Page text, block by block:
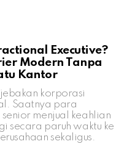
Executive?
Modern Tanpa
Kantor
korporasi
Saatnya para
menjual keahlian
secara paruh waktu ke
sekaligus.